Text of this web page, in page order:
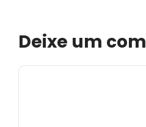
Deixe um